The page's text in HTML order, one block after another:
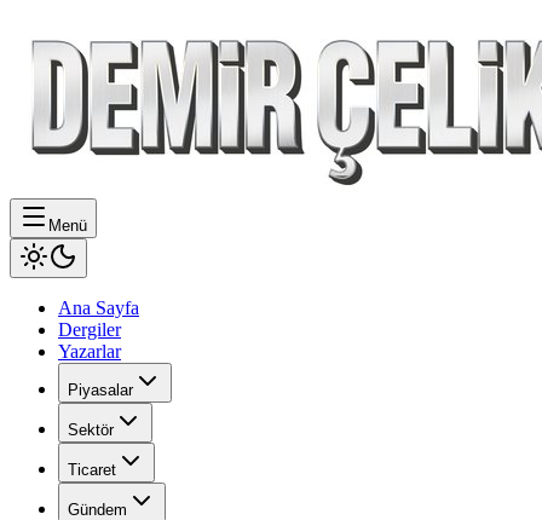
Menü
Ana Sayfa
Dergiler
Yazarlar
Piyasalar
Sektör
Ticaret
Gündem